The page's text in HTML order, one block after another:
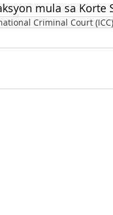
mula sa Korte
Criminal Court (ICC)